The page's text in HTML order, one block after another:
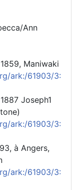
Ann
Maniwaki
ark:/61903/3:
Joseph1
ark:/61903/3:
à Angers,
ark:/61903/3: